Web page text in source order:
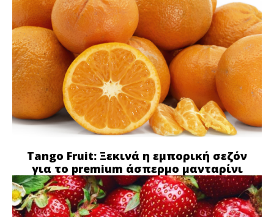
Tango Fruit: Ξεκινά η εμπορική σεζόν
για το premium άσπερμο μανταρίνι